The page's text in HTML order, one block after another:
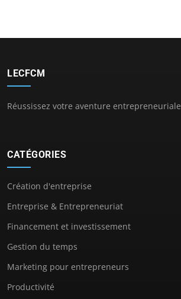
LECFCM
Réussissez votre aventure entrepreneuriale
CATÉGORIES
Création d'entreprise
Entreprise & Entrepreneuriat
Financement et investissement
Gestion du temps
Marketing pour entrepreneurs
Productivité